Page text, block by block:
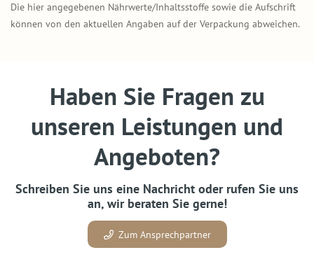
Die hier angegebenen Nährwerte/Inhaltsstoffe sowie die Aufschrift
können von den aktuellen Angaben auf der Verpackung abweichen.
Haben Sie Fragen zu
unseren Leistungen und
Angeboten?
Schreiben Sie uns eine Nachricht oder rufen Sie uns
an, wir beraten Sie gerne!
Zum Ansprechpartner